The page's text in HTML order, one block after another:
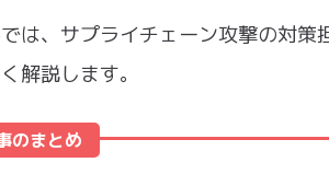
は、サプライチェーン攻撃の対
解説します。
のまとめ